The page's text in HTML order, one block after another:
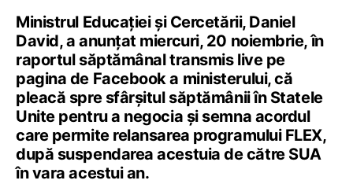
Ministrul Educației și Cercetării, Daniel
David, a anunțat miercuri, 20 noiembrie, în
raportul săptămânal transmis live pe
pagina de Facebook a ministerului, că
pleacă spre sfârșitul săptămânii în Statele
Unite pentru a negocia și semna acordul
care permite relansarea programului FLEX,
după suspendarea acestuia de către SUA
în vara acestui an.